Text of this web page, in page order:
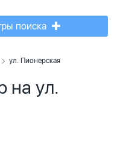
поиска
ул. Пионерская
на ул.